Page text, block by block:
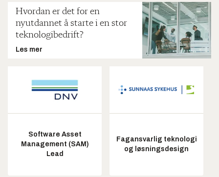
Hvordan er det for en
nyutdannet å starte i en stor
teknologibedrift?
Les mer
Software Asset
Management (SAM)
Lead
Fagansvarlig teknologi
og løsningsdesign